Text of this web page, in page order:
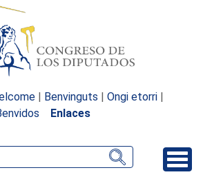
| Benvinguts | Ongi etorri |
Enlaces